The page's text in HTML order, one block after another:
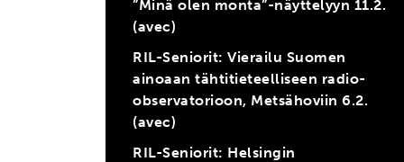
”Minä olen monta”-näyttelyyn 11.2.
(avec)
RIL-Seniorit: Vierailu Suomen
ainoaan tähtitieteelliseen radio-
observatorioon, Metsähoviin 6.2.
(avec)
RIL-Seniorit: Helsingin